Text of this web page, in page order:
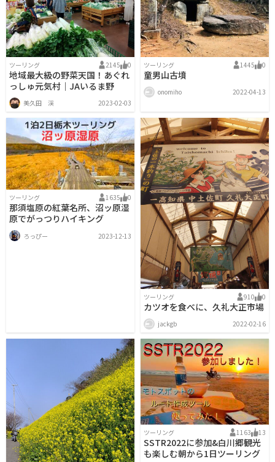
ツーリング 2145 0
地域最大級の野菜天国！あぐれ
っしゅ元気村｜JAいるま野
美久田 渓 2023-02-03
ツーリング 1445 0
童男山古墳
onomiho 2022-04-13
ツーリング 1635 0
那須塩原の紅葉名所、沼ッ原湿
原でがっつりハイキング
ろっぴー 2023-12-13
ツーリング 910 0
カツオを食べに、久礼大正市場
jackgb 2022-02-16
ツーリング 1163 13
SSTR2022に参加&白川郷観光
も楽しむ朝から1日ツーリング